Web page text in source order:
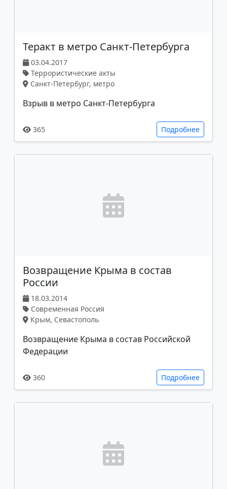
Теракт в метро Санкт-Петербурга
03.04.2017
Террористические акты
Санкт-Петербург, метро
Взрыв в метро Санкт-Петербурга
365 Подробнее
Возвращение Крыма в состав
России
18.03.2014
Современная Россия
Крым, Севастополь
Возвращение Крыма в состав Российской
Федерации
360 Подробнее